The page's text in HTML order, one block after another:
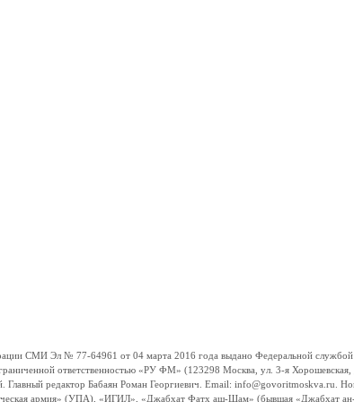
СМИ Эл № 77-64961 от 04 марта 2016 года выдано Федеральной службой
ответственностью «РУ ФМ» (123298 Москва, ул. 3-я
редактор Бабаян Роман Георгиевич. Email: info@govoritmoskva.ru.
армия» (УПА), «ИГИЛ», «Джабхат Фатх аш-Шам» (бывшая «Джабхат